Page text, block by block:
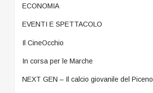
ECONOMIA
EVENTI E SPETTACOLO
Il CineOcchio
In corsa per le Marche
NEXT GEN – Il calcio giovanile del Piceno